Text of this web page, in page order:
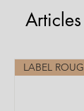
LABEL